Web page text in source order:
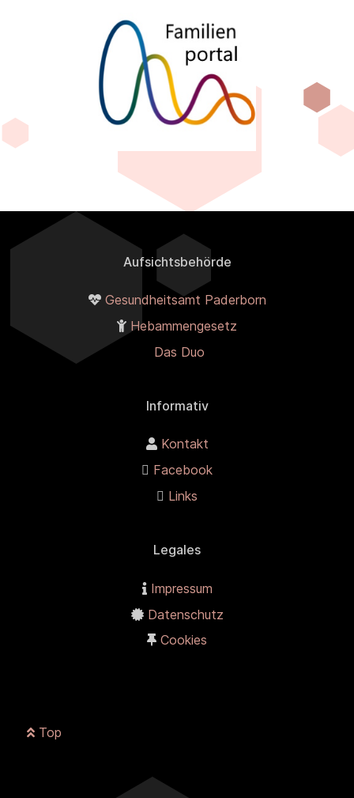
Aufsichtsbehörde
Gesundheitsamt Paderborn
Hebammengesetz
Das Duo
Informativ
Kontakt
Facebook
Links
Legales
Impressum
Datenschutz
Cookies
Top